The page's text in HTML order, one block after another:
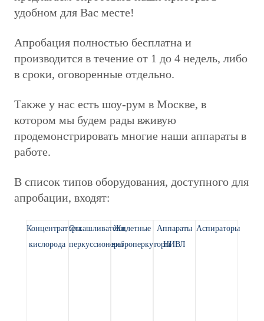
удобном для Вас месте!
Апробация полностью бесплатна и
производится в течение от 1 до 4 недель, либо
в сроки, оговоренные отдельно.
Также у нас есть шоу-рум в Москве, в
котором мы будем рады вживую
продемонстрировать многие наши аппараты в
работе.
В список типов оборудования, доступного для
апробации, входят:
Концентраторы
кислорода
Откашливатели,
перкуссионеры
Жилетные
виброперкуторы
Аппараты
НИВЛ
Аспираторы